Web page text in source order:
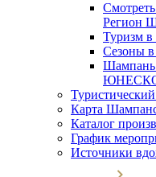
Регион
Туризм
Сезоны
Шампань
Карта
Каталог
График
Источники